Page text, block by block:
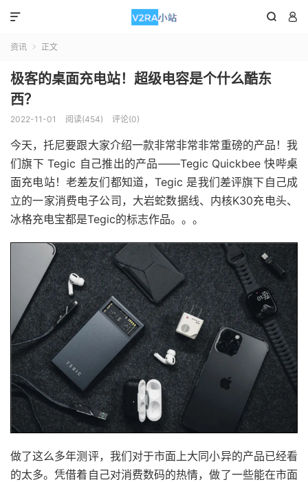
 

资讯  正文
极客的桌面充电站！超级电容是个什么酷东
西？
2022-11-01 阅读(454) 评论(0)
今天，托尼要跟大家介绍一款非常非常非常重磅的产品！我
们旗下 Tegic 自己推出的产品——Tegic Quickbee 快哔桌
面充电站！老差友们都知道，Tegic 是我们差评旗下自己成
立的一家消费电子公司，大岩蛇数据线、内核K30充电头、
冰格充电宝都是Tegic的标志作品。。。
做了这么多年测评，我们对于市面上大同小异的产品已经看
的太多。凭借着自己对消费数码的热情，做了一些能在市面